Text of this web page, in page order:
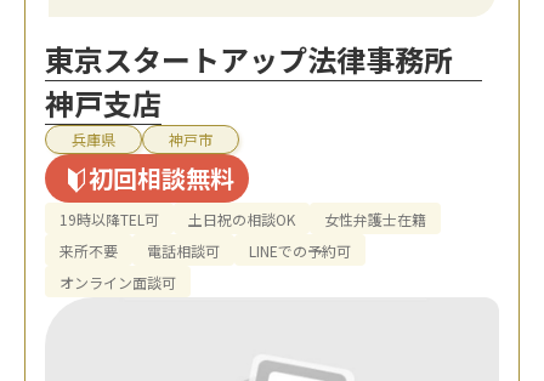
東京スタートアップ法律事務所
神戸支店
兵庫県 神戸市
初回相談無料
19時以降TEL可 土日祝の相談OK
女性弁護士在籍
来所不要
電話相談可
LINEでの予約可
オンライン面談可